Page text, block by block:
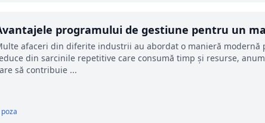
programului de gestiune pentru un
afaceri din diferite industrii au abordat o manieră modernă
din sarcinile repetitive care consumă timp și resurse,
să contribuie ...
poza